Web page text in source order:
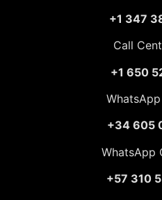
+1 347
Call
+1 650
+34 605
WhatsApp
+57 310